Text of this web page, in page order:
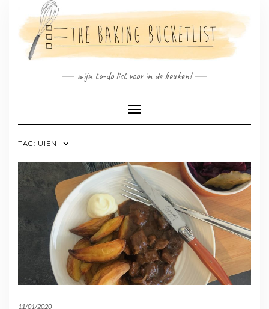
inhoud
mijn to-do list voor in de keuken!
Toggle navigatie
TAG: UIEN
11/01/2020